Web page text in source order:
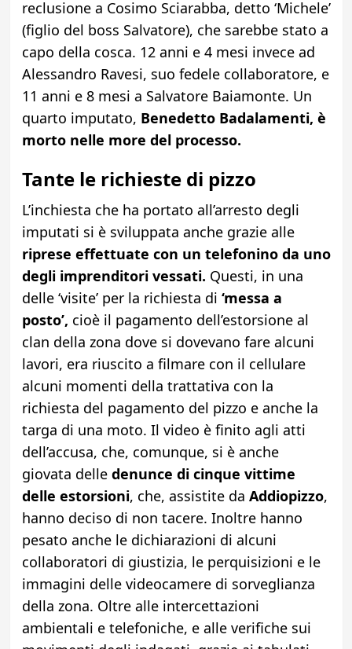
reclusione a Cosimo Sciarabba, detto ‘Michele’
(figlio del boss Salvatore), che sarebbe stato a
capo della cosca. 12 anni e 4 mesi invece ad
Alessandro Ravesi, suo fedele collaboratore, e
11 anni e 8 mesi a Salvatore Baiamonte. Un
quarto imputato, Benedetto Badalamenti, è
morto nelle more del processo.
Tante le richieste di pizzo
L’inchiesta che ha portato all’arresto degli
imputati si è sviluppata anche grazie alle
riprese effettuate con un telefonino da uno
degli imprenditori vessati. Questi, in una
delle ‘visite’ per la richiesta di ‘messa a
posto’, cioè il pagamento dell’estorsione al
clan della zona dove si dovevano fare alcuni
lavori, era riuscito a filmare con il cellulare
alcuni momenti della trattativa con la
richiesta del pagamento del pizzo e anche la
targa di una moto. Il video è finito agli atti
dell’accusa, che, comunque, si è anche
giovata delledenunce di cinque vittime
delle estorsioni, che, assistite da Addiopizzo,
hanno deciso di non tacere. Inoltre hanno
pesato anche le dichiarazioni di alcuni
collaboratori di giustizia, le perquisizioni e le
immagini delle videocamere di sorveglianza
della zona. Oltre alle intercettazioni
ambientali e telefoniche, e alle verifiche sui